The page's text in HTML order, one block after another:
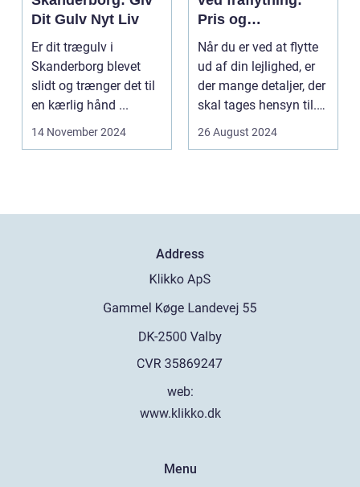
Dit Gulv Nyt Liv
Er dit trægulv i
Skanderborg blevet
slidt og trænger det til
en kærlig hånd ...
14 November 2024
Pris og
overvejelser
Når du er ved at flytte
ud af din lejlighed, er
der mange detaljer, der
skal tages hensyn til.
26 August 2024
Address
web:
www.klikko.dk
Menu